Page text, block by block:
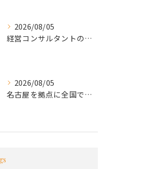
2026/08/05
経営コンサルタントのモーちゃん・毛利京申です。
2026/08/05
名古屋を拠点に全国で活動する 経営コンサルタントの 毛利京申...